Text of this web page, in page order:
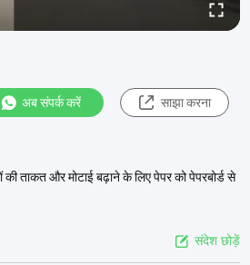
अब संपर्क करें साझा करना
की ताकत और मोटाई बढ़ाने के लिए पेपर को पेपरबोर्ड से
संदेश छोड़ें